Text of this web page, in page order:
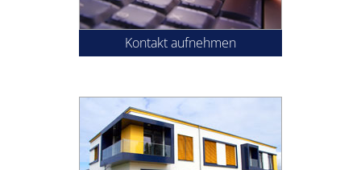
Kontakt aufnehmen